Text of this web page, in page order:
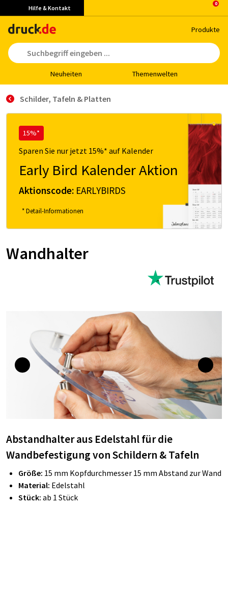
Hilfe & Kontakt
Pro­duk­te
Neu­hei­ten The­men­wel­ten
Schil­der, Ta­feln & Plat­ten
15%*
Sparen Sie nur jetzt 15%* auf Kalender
Early Bird Kalender Aktion
Aktionscode: EARLYBIRDS
* Detail-Informationen
Wandhalter
Abstandhalter aus Edelstahl für die
Wandbefestigung von Schildern & Tafeln
Größe: 15 mm Kopfdurchmesser 15 mm Abstand zur Wand
Material: Edelstahl
Stück: ab 1 Stück